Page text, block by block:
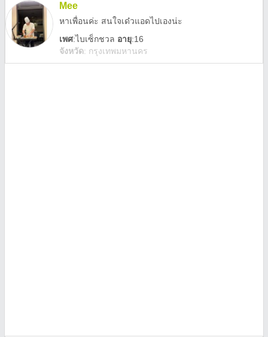
Mee
หาเพื่อนค่ะ สนใจเด๋วแอดไปเองน่ะ
เพศ:ไบเซ็กชวล อายุ:16
จังหวัด: กรุงเทพมหานคร